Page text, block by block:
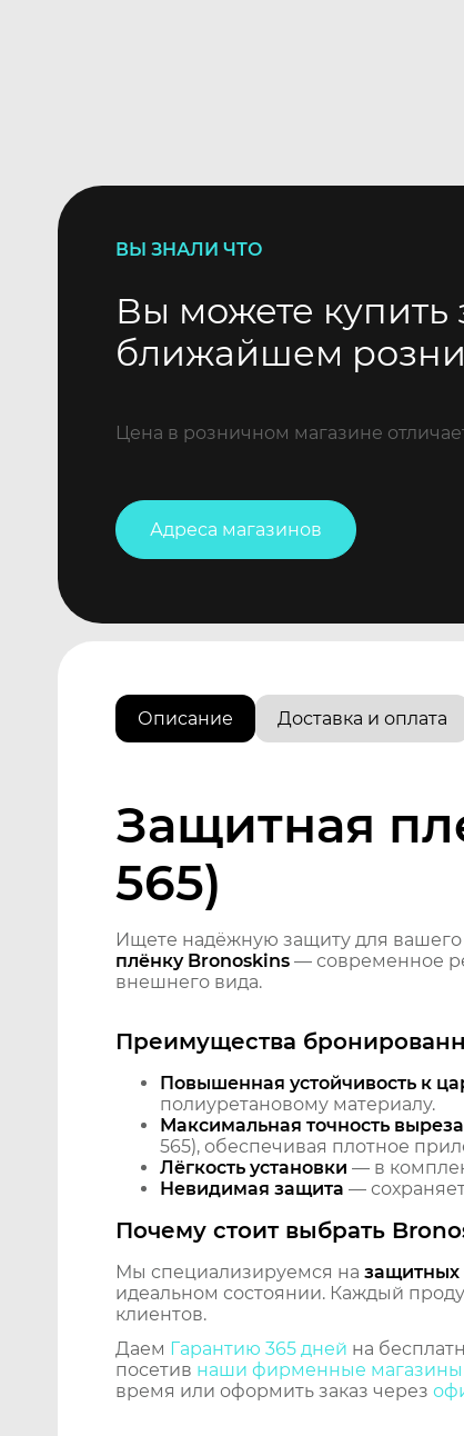
ВЫ ЗНАЛИ ЧТО
Вы можете купить
ближайшем
Цена в розничном магазине
Адреса магазинов
Описание Доставка и оплата
Защитная
565)
Ищете надёжную защиту для вашего
плёнку Bronoskins — современное
внешнего вида.
Преимущества
Повышенная устойчивость к
полиуретановому материалу.
Максимальная точность выреза
565), обеспечивая плотное
Лёгкость установки — в
Невидимая защита —
Почему стоит выбрать
Мы специализируемся на защитных
идеальном состоянии. Каждый
клиентов.
Даем Гарантию 365 дней на
посетив наши фирменные магазины
время или оформить заказ через